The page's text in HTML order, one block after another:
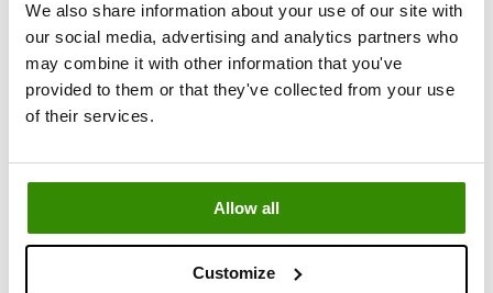
We also share information about your use of our site with
our social media, advertising and analytics partners who
may combine it with other information that you've
provided to them or that they've collected from your use
of their services.
Allow all
Customize
Hvordan virker kollagentilskud?
Vitaminer & Sundhed